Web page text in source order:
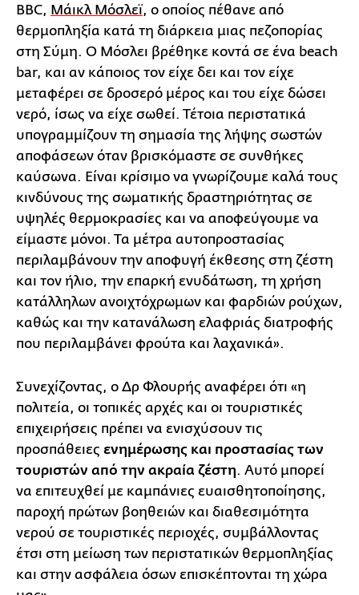
BBC, Μάικλ Μόσλεϊ, ο οποίος πέθανε από
θερμοπληξία κατά τη διάρκεια μιας πεζοπορίας
στη Σύμη. Ο Μόσλει βρέθηκε κοντά σε ένα beach
bar, και αν κάποιος τον είχε δει και τον είχε
μεταφέρει σε δροσερό μέρος και του είχε δώσει
νερό, ίσως να είχε σωθεί. Τέτοια περιστατικά
υπογραμμίζουν τη σημασία της λήψης σωστών
αποφάσεων όταν βρισκόμαστε σε συνθήκες
καύσωνα. Είναι κρίσιμο να γνωρίζουμε καλά τους
κινδύνους της σωματικής δραστηριότητας σε
υψηλές θερμοκρασίες και να αποφεύγουμε να
είμαστε μόνοι. Τα μέτρα αυτοπροστασίας
περιλαμβάνουν την αποφυγή έκθεσης στη ζέστη
και τον ήλιο, την επαρκή ενυδάτωση, τη χρήση
κατάλληλων ανοιχτόχρωμων και φαρδιών ρούχων,
καθώς και την κατανάλωση ελαφριάς διατροφής
που περιλαμβάνει φρούτα και λαχανικά».
Συνεχίζοντας, ο Δρ Φλουρής αναφέρει ότι «η
πολιτεία, οι τοπικές αρχές και οι τουριστικές
επιχειρήσεις πρέπει να ενισχύσουν τις
προσπάθειες ενημέρωσης και προστασίας των
τουριστών από την ακραία ζέστη. Αυτό μπορεί
να επιτευχθεί με καμπάνιες ευαισθητοποίησης,
παροχή πρώτων βοηθειών και διαθεσιμότητα
νερού σε τουριστικές περιοχές, συμβάλλοντας
έτσι στη μείωση των περιστατικών θερμοπληξίας
και στην ασφάλεια όσων επισκέπτονται τη χώρα